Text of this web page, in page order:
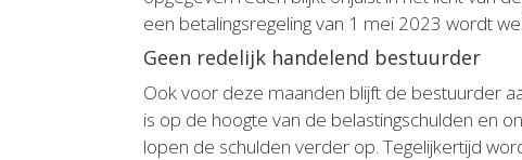
een betalingsregeling van 1 mei 2023 wordt
Geen redelijk handelend bestuurder
Ook voor deze maanden blijft de bestuurder
is op de hoogte van de belastingschulden en
lopen de schulden verder op. Tegelijkertijd